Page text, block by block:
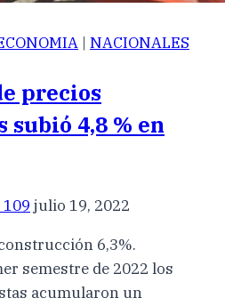
| NACIONALES
precios
subió 4,8 % en
julio 19, 2022
6,3%.
semestre de 2022 los
acumularon un